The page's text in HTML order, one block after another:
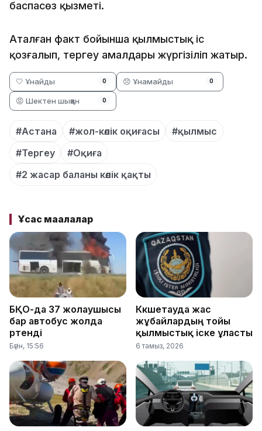
баспасөз қызметі.
Аталған факт бойынша қылмыстық іс
қозғалып, тергеу амалдары жүргізіліп жатыр.
🤍 Ұнайды 0 😞 Ұнамайды 0
😡 Шектен шыққан 0
#Астана #жол-көлік оқиғасы
#қылмыс
#Тергеу
#Оқиға
#2 жасар баланы көлік қақты
Ұқсас мақалалар
БҚО-да 37 жолаушысы
бар автобус жолда
өртенді
Бүгін, 15:56
Көкшетауда жас
жұбайлардың тойы
қылмыстық іске ұласты
6 тамыз, 2026